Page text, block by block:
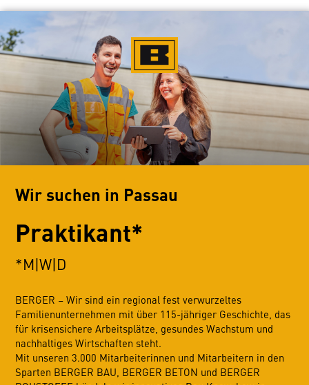
Wir suchen in Passau
Praktikant*
*M|W|D
BERGER – Wir sind ein regional fest verwurzeltes
Familienunternehmen mit über 115-jähriger Geschichte, das
für krisensichere Arbeitsplätze, gesundes Wachstum und
nachhaltiges Wirtschaften steht.
Mit unseren 3.000 Mitarbeiterinnen und Mitarbeitern in den
Sparten BERGER BAU, BERGER BETON und BERGER